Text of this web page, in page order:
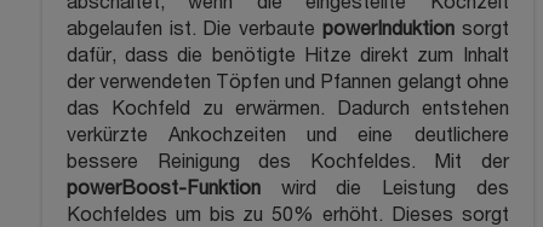
abgelaufen ist. Die verbaute powerInduktionsorgt
dafür, dass die benötigte Hitze direkt zum Inhalt
der verwendeten Töpfen und Pfannen gelangt ohne
das Kochfeld zu erwärmen. Dadurch entstehen
verkürzte Ankochzeiten und eine deutlichere
bessere Reinigung des Kochfeldes. Mit der
powerBoost-Funktion wird die Leistung des
Kochfeldes um bis zu 50% erhöht. Dieses sorgt